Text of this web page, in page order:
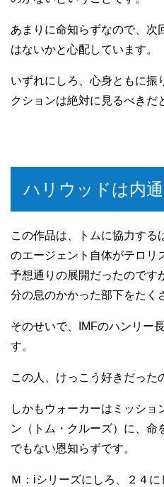
あまりに命知らずなので、次
はないかと心配しています。
いずれにしろ、心身ともに振
クションは絶対に見るべきだ
ハリウッドは内
この作品は、トムに協力する
のエージェント自体がテロリ
予想通りの展開だったのです
分の息のかかった部下をたく
そのせいで、IMFのハンリー
す。
この人、けっこう好きだった
しかもウォーカーはミッショ
ン（トム・クルーズ）に、命
でもない恩知らずです。
Ｍ：iシリーズにしろ、２４